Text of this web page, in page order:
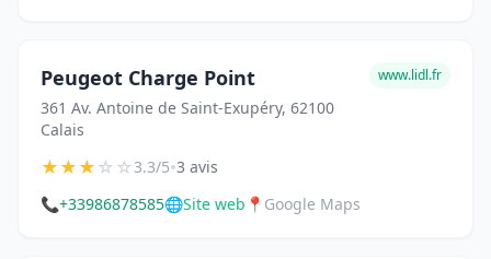
Peugeot Charge Point
361 Av. Antoine de Saint-Exupéry, 62100
Calais
www.lidl.fr
★★★☆☆3.3/5•3 avis
📞+33986878585🌐Site web 📍 Google Maps